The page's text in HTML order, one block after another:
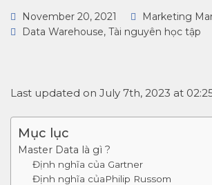
November 20, 2021
Marketing
Data Warehouse, Tài nguyên học tập
Last updated on July 7th, 2023 at
Mục lục
Master Data là gì ?
Định nghĩa của Gartner
Định nghĩa củaPhilip Russom